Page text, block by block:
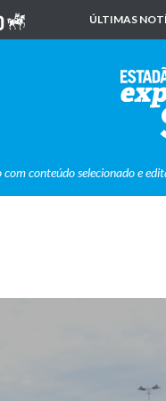
ÚLTIMAS
com conteúdo selecionado e